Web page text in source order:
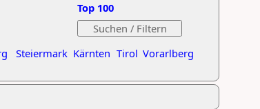
Steiermark Kärnten Tirol Vorarlberg
Top 100